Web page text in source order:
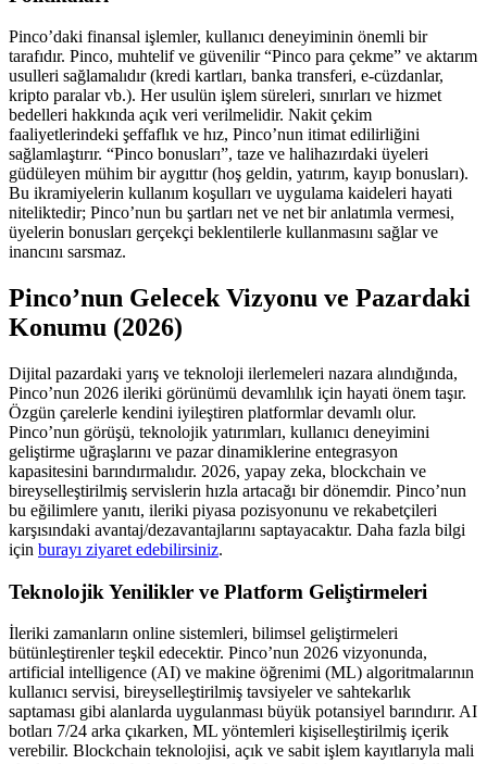
Pinco’daki finansal işlemler, kullanıcı deneyiminin önemli bir
tarafıdır. Pinco, muhtelif ve güvenilir “Pinco para çekme” ve aktarım
usulleri sağlamalıdır (kredi kartları, banka transferi, e-cüzdanlar,
kripto paralar vb.). Her usulün işlem süreleri, sınırları ve hizmet
bedelleri hakkında açık veri verilmelidir. Nakit çekim
faaliyetlerindeki şeffaflık ve hız, Pinco’nun itimat edilirliğini
sağlamlaştırır. “Pinco bonusları”, taze ve halihazırdaki üyeleri
güdüleyen mühim bir aygıttır (hoş geldin, yatırım, kayıp bonusları).
Bu ikramiyelerin kullanım koşulları ve uygulama kaideleri hayati
niteliktedir; Pinco’nun bu şartları net ve net bir anlatımla vermesi,
üyelerin bonusları gerçekçi beklentilerle kullanmasını sağlar ve
inancını sarsmaz.
Pinco’nun Gelecek Vizyonu ve Pazardaki
Konumu (2026)
Dijital pazardaki yarış ve teknoloji ilerlemeleri nazara alındığında,
Pinco’nun 2026 ileriki görünümü devamlılık için hayati önem taşır.
Özgün çarelerle kendini iyileştiren platformlar devamlı olur.
Pinco’nun görüşü, teknolojik yatırımları, kullanıcı deneyimini
geliştirme uğraşlarını ve pazar dinamiklerine entegrasyon
kapasitesini barındırmalıdır. 2026, yapay zeka, blockchain ve
bireyselleştirilmiş servislerin hızla artacağı bir dönemdir. Pinco’nun
bu eğilimlere yanıtı, ileriki piyasa pozisyonunu ve rekabetçileri
karşısındaki avantaj/dezavantajlarını saptayacaktır. Daha fazla bilgi
için burayı ziyaret edebilirsiniz.
Teknolojik Yenilikler ve Platform Geliştirmeleri
İleriki zamanların online sistemleri, bilimsel geliştirmeleri
bütünleştirenler teşkil edecektir. Pinco’nun 2026 vizyonunda,
artificial intelligence (AI) ve makine öğrenimi (ML) algoritmalarının
kullanıcı servisi, bireyselleştirilmiş tavsiyeler ve sahtekarlık
saptaması gibi alanlarda uygulanması büyük potansiyel barındırır. AI
botları 7/24 arka çıkarken, ML yöntemleri kişiselleştirilmiş içerik
verebilir. Blockchain teknolojisi, açık ve sabit işlem kayıtlarıyla mali